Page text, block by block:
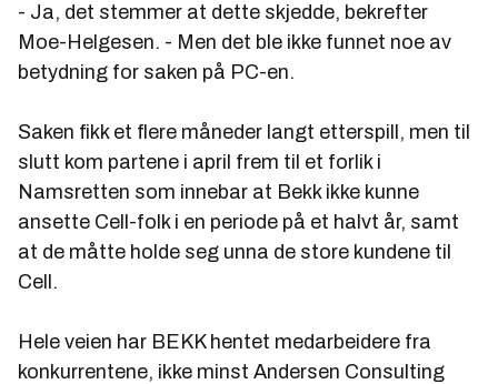
- Ja, det stemmer at dette skjedde, bekrefter
Moe-Helgesen. - Men det ble ikke funnet noe av
betydning for saken på PC-en.
Saken fikk et flere måneder langt etterspill, men til
slutt kom partene i april frem til et forlik i
Namsretten som innebar at Bekk ikke kunne
ansette Cell-folk i en periode på et halvt år, samt
at de måtte holde seg unna de store kundene til
Cell.
Hele veien har BEKK hentet medarbeidere fra
konkurrentene, ikke minst Andersen Consulting